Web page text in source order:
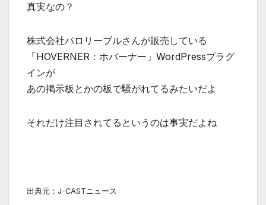
真実なの？
株式会社パロリーブルさんが販売している
「HOVERNER：ホバーナー」WordPressプラグ
インが
あの掲示板とかの板で騒がれてるみたいだよ
それだけ注目されてるというのは事実だよね
出典元：J-CASTニュース